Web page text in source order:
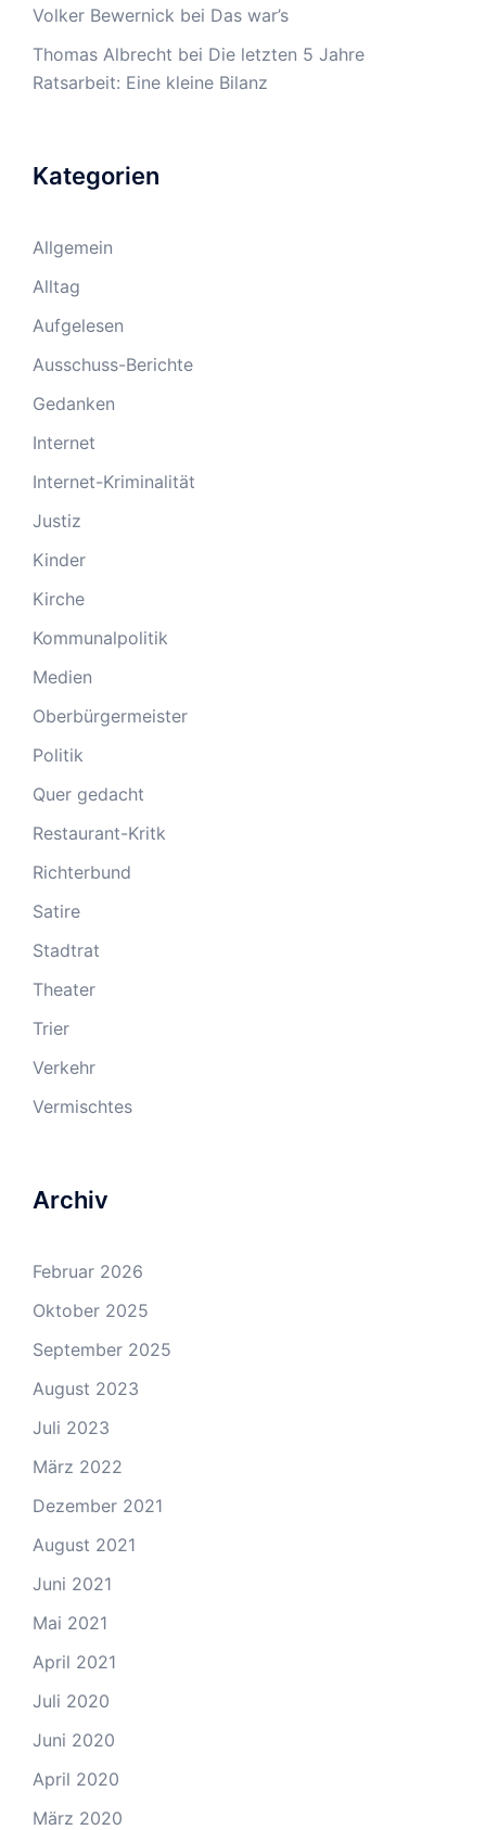
Volker Bewernick bei Das war’s
Thomas Albrecht bei Die letzten 5 Jahre
Ratsarbeit: Eine kleine Bilanz
Kategorien
Allgemein
Alltag
Aufgelesen
Ausschuss-Berichte
Gedanken
Internet
Internet-Kriminalität
Justiz
Kinder
Kirche
Kommunalpolitik
Medien
Oberbürgermeister
Politik
Quer gedacht
Restaurant-Kritk
Richterbund
Satire
Stadtrat
Theater
Trier
Verkehr
Vermischtes
Archiv
Februar 2026
Oktober 2025
September 2025
August 2023
Juli 2023
März 2022
Dezember 2021
August 2021
Juni 2021
Mai 2021
April 2021
Juli 2020
Juni 2020
April 2020
März 2020